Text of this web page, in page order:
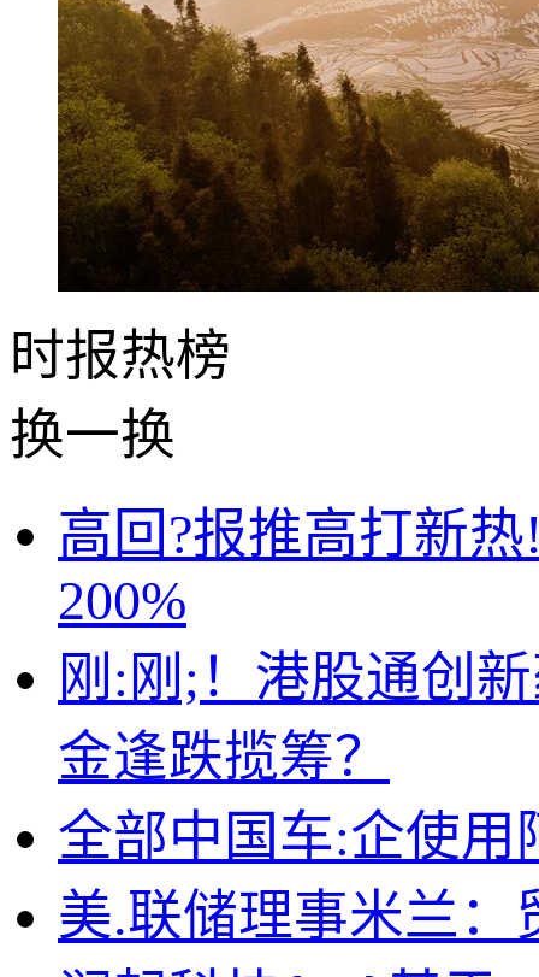
时报热榜
换一换
高回?报推高打新
200%
刚:刚;！港股通创
金逢跌揽筹？
全部中国车:企使
美.联储理事米兰